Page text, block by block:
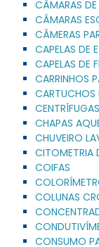
CÂMARAS
CÂMARAS
CÂMERAS
CAPELAS DE
CAPELAS DE
CARRINHOS
CARTUCHOS
CENTRÍFUGAS
CHAPAS
CHUVEIRO
CITOMETRIA
COIFAS
COLUNAS
CONSUMO